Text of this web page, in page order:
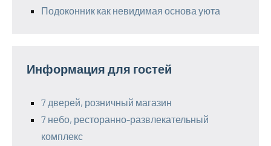
Подоконник как невидимая основа уюта
Информация для гостей
7 дверей, розничный магазин
7 небо, ресторанно-развлекательный
комплекс